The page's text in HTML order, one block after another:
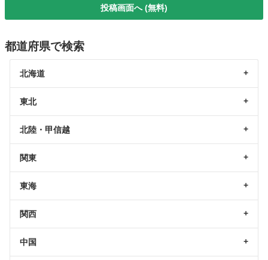
投稿画面へ (無料)
都道府県で検索
北海道
東北
北陸・甲信越
関東
東海
関西
中国